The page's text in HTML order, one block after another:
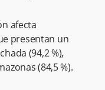
afecta
presentan un
(94,2 %),
(84,5 %).